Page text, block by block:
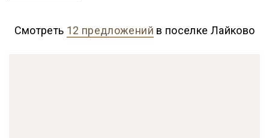
Смотреть 12 предложений в поселке Лайково